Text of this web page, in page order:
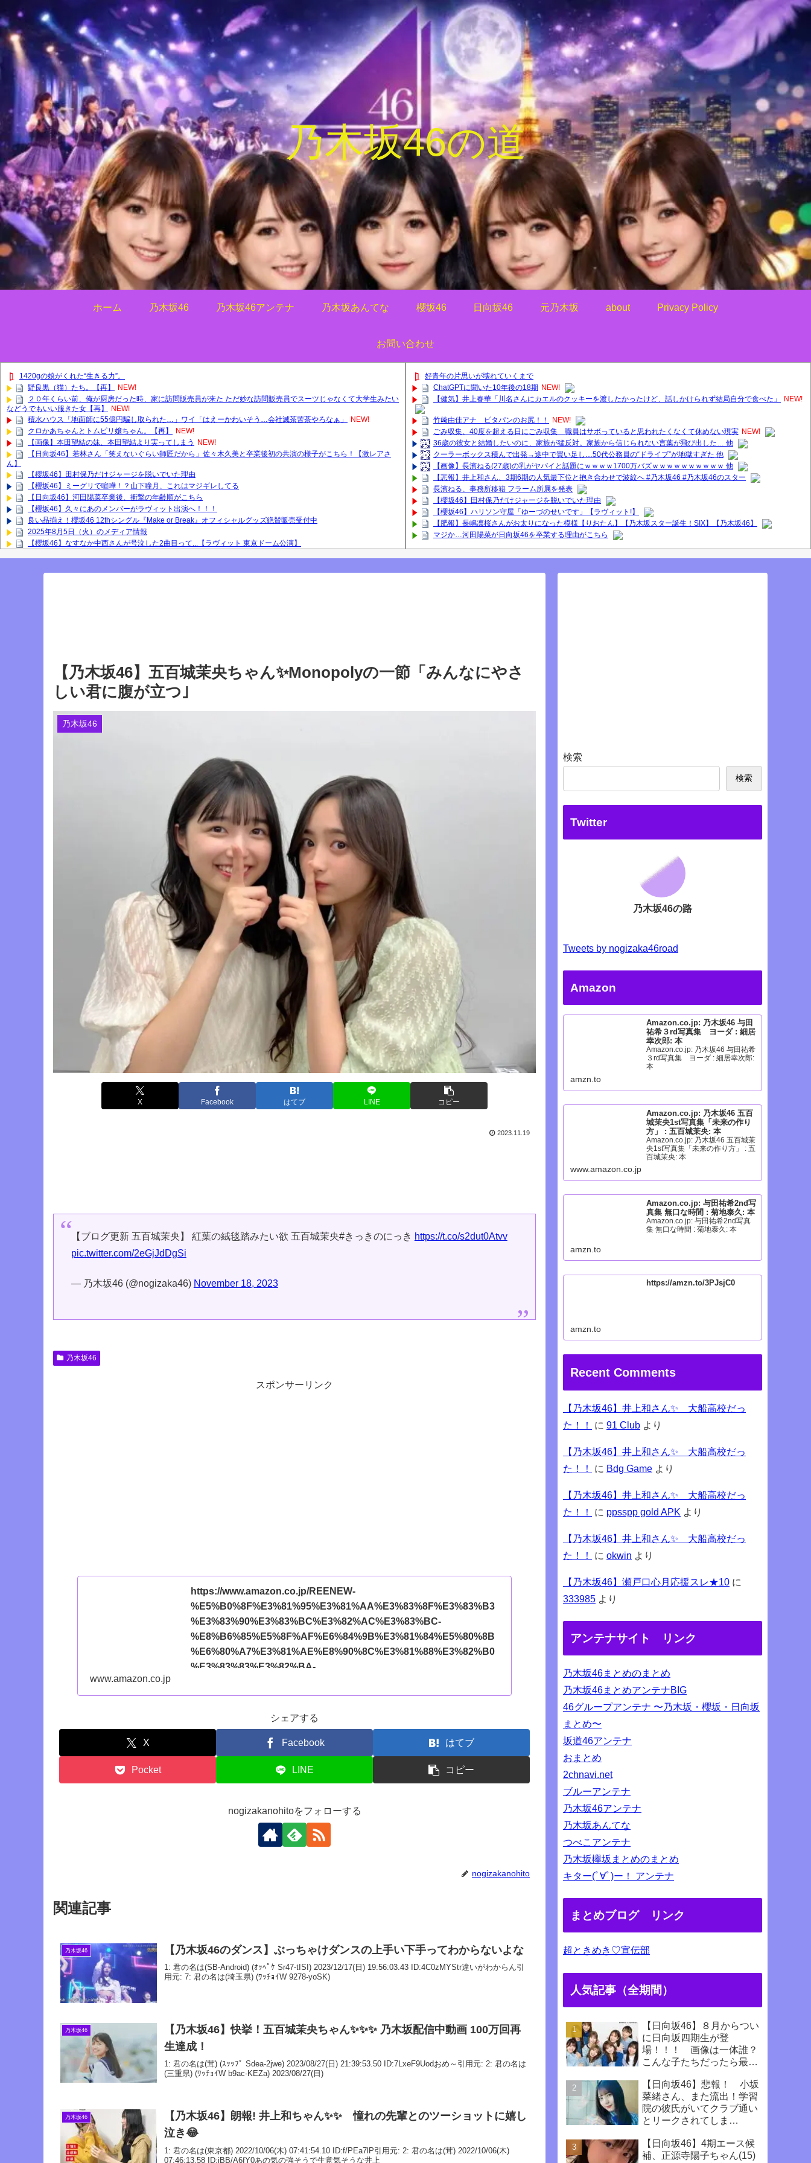
乃木坂46の道
ホーム 乃木坂46 乃木坂46アンテナ 乃木坂あんてな 櫻坂46 日向坂46 元乃木坂 about Privacy Policy
お問い合わせ
1420gの娘がくれた“生きる力”。
野良黒（猫）たち。【再】
NEW!
２０年くらい前、俺が厨房だった時、家に訪問販売員が来た ただ妙な訪問販売員でスーツじゃなくて大学生みたい
などうでもいい服きた女【再】
NEW!
積水ハウス「地面師に55億円騙し取られた…」ワイ「はえーかわいそう…会社滅茶苦茶やろなぁ」
NEW!
クロかあちゃんとトムピリ嬢ちゃん。【再】
NEW!
【画像】本田望結の妹、本田望結より実ってしまう
NEW!
【日向坂46】若林さん「笑えないぐらい師匠だから」佐々木久美と卒業後初の共演の様子がこちら！【激レアさ
ん】
【櫻坂46】田村保乃だけジャージを脱いでいた理由
【櫻坂46】ミーグリで喧嘩！？山下瞳月、これはマジギレしてる
【日向坂46】河田陽菜卒業後、衝撃の年齢順がこちら
【櫻坂46】久々にあのメンバーがラヴィット出演へ！！！
良い品揃え！櫻坂46 12thシングル『Make or Break』オフィシャルグッズ絶賛販売受付中
2025年8月5日（火）のメディア情報
【櫻坂46】なすなか中西さんが号泣した2曲目って...【ラヴィット 東京ドーム公演】
「咲月と楽しくお話しました☺️ 聞いてねー」佐藤璃果ブログ更新！ 菅原咲月との2ショットを公開！【乃木坂46】
好青年の片思いが壊れていくまで
ChatGPTに聞いた10年後の18期 NEW!
【健気】井上春華「川名さんにカエルのクッキーを渡したかったけど、話しかけられず結局自分で食べた」
NEW!
竹﨑由佳アナ ピタパンのお尻！！
NEW!
ごみ収集、40度を超える日にごみ収集 職員はサボっていると思われたくなくて休めない現実 NEW!
36歳の彼女と結婚したいのに、家族が猛反対。家族から信じられない言葉が飛び出した… 他
クーラーボックス積んで出発→途中で買い足し…50代公務員の“ドライブ”が地獄すぎた 他
【画像】長濱ねる(27歳)の乳がヤバイと話題にｗｗｗｗ1700万バズｗｗｗｗｗｗｗｗｗｗ 他
【悲報】井上和さん、3期6期の人気最下位と抱き合わせで波紋へ #乃木坂46 #乃木坂46のスター
長濱ねる、事務所移籍 フラーム所属を発表
【櫻坂46】田村保乃だけジャージを脱いでいた理由
【櫻坂46】ハリソン守屋「ゆーづのせいです」【ラヴィット!】
【肥報】長嶋凛桜さんがお太りになった模様【りおたん】【乃木坂スター誕生！SIX】【乃木坂46】
マジか…河田陽菜が日向坂46を卒業する理由がこちら
【乃木坂46】五百城茉央ちゃん✨Monopolyの一節「みんなにやさ
しい君に腹が立つ｣
乃木坂46
X Facebook はてブ LINE コピー
2023.11.19
【ブログ更新 五百城茉央】 紅葉の絨毯踏みたい欲 五百城茉央#きっきのにっき https://t.co/s2dut0Atvv
pic.twitter.com/2eGjJdDgSi
— 乃木坂46 (@nogizaka46) November 18, 2023
乃木坂46
スポンサーリンク
https://www.amazon.co.jp/REENEW-
%E5%B0%8F%E3%81%95%E3%81%AA%E3%83%8F%E3%83%B3
%E3%83%90%E3%83%BC%E3%82%AC%E3%83%BC-
%E8%B6%85%E5%8F%AF%E6%84%9B%E3%81%84%E5%80%8B
%E6%80%A7%E3%81%AE%E8%90%8C%E3%81%88%E3%82%B0
%E3%83%83%E3%82%BA-
%E8%B4%88%E3%82%8A%E7%89%A9-
%E3%82%A2%E3%83%8B%E3%83%A1%E3%82%B0%E3%83%83
%E3%82%BA/dp/B0D41G2VND?pd_rd_w=Am19u&content-
id=amzn1.sym.7133fed1-b7f0-4a9a-85e6-
ec0056dbe781%3Aamzn1.symc.409c7fce-cbd2-4cf4-a6cb-
824c258c8778&pf_rd_p=7133fed1-b7f0-4a9a-85e6-
fc36bda4dc25&pd_rd_i=B0D41G2VND&th=1&linkCode=ll1&tag=16
22&linkId=409a0bfbcef3e087da6e4789da2255dc&language=ja_JP&
www.amazon.co.jp
シェアする
X Facebook はてブ
Pocket LINE コピー
nogizakanohitoをフォローする
nogizakanohito
関連記事
乃木坂46 【乃木坂46のダンス】ぶっちゃけダンスの上手い下手ってわからないよな
1: 君の名は(SB-Android) (ｵｯﾍﾟｹ Sr47-tISI) 2023/12/17(日) 19:56:03.43 ID:4C0zMYStr違いがわからん引
用元: 7: 君の名は(埼玉県) (ﾜｯﾁｮｲW 9278-yoSK)
乃木坂46
【乃木坂46】快挙！五百城茉央ちゃん✨✨✨ 乃木坂配信中動画 100万回再
生達成！
1: 君の名は(茸) (ｽｯｯﾌﾟ Sdea-2jwe) 2023/08/27(日) 21:39:53.50 ID:7LxeF9Uodおめ～引用元: 2: 君の名は
(三重県) (ﾜｯﾁｮｲW b9ac-KEZa) 2023/08/27(日)
乃木坂46
【乃木坂46】朗報! 井上和ちゃん✨✨ 憧れの先輩とのツーショットに嬉し
泣き😂
1: 君の名は(東京都) 2022/10/06(木) 07:41:54.10 ID:f/PEa7lP引用元: 2: 君の名は(茸) 2022/10/06(木)
07:46:13.58 ID:jBB/A6fY0あの気の強そうで生意気そうな井上
検索
検索
Twitter
乃木坂46の路
Tweets by nogizaka46road
Amazon
Amazon.co.jp: 乃木坂46 与田
祐希３rd写真集 ヨーダ : 細居
幸次郎: 本
Amazon.co.jp: 乃木坂46 与田祐希
３rd写真集 ヨーダ : 細居幸次郎:
本
amzn.to
Amazon.co.jp: 乃木坂46 五百
城茉央1st写真集「未来の作り
方」 : 五百城茉央: 本
Amazon.co.jp: 乃木坂46 五百城茉
央1st写真集「未来の作り方」 : 五
百城茉央: 本
www.amazon.co.jp
Amazon.co.jp: 与田祐希2nd写
真集 無口な時間 : 菊地泰久: 本
Amazon.co.jp: 与田祐希2nd写真
集 無口な時間 : 菊地泰久: 本
amzn.to
https://amzn.to/3PJsjC0
amzn.to
Recent Comments
【乃木坂46】井上和さん✨ 大船高校だっ
た！！
に 91 Club より
【乃木坂46】井上和さん✨ 大船高校だっ
た！！
に Bdg Game より
【乃木坂46】井上和さん✨ 大船高校だっ
た！！
に ppsspp gold APK より
【乃木坂46】井上和さん✨ 大船高校だっ
た！！
に okwin より
【乃木坂46】瀬戸口心月応援スレ★10 に
333985 より
アンテナサイト リンク
乃木坂46まとめのまとめ
乃木坂46まとめアンテナBIG
46グループアンテナ 〜乃木坂・櫻坂・日向坂
まとめ〜
坂道46アンテナ
おまとめ
2chnavi.net
ブルーアンテナ
乃木坂46アンテナ
乃木坂あんてな
つべこアンテナ
乃木坂欅坂まとめのまとめ
キター(ﾟ∀ﾟ)ー！ アンテナ
まとめブログ リンク
超ときめき♡宣伝部
人気記事（全期間）
【日向坂46】８月からつい
に日向坂四期生が登
場！！！ 画像は一体誰？
こんな子たちだったら最高
【日向坂46】悲報！ 小坂
菜緒さん、また流出！学習
院の彼氏がいてクラブ通い
とリークされてしま
【日向坂46】4期エース候
補、正源寺陽子ちゃん(15)